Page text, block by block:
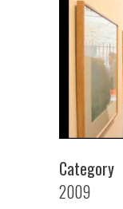
Category
2009